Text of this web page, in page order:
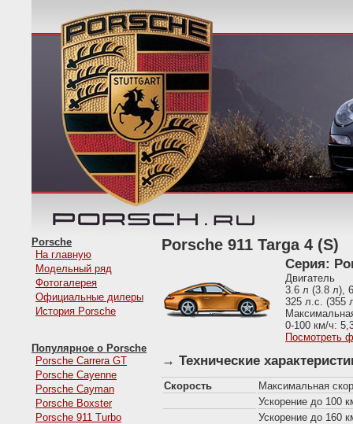
Porsche
На главную
Модельный ряд
Фотогалерея
Официальные дилеры
История Porsche
Популярное о Porsche
Porsche Carrera GT
Porsche Cayenne
Porsche Cayman
Porsche Boxster
Porsche 911 Turbo
Porsche 911 Targa 4 (S)
Серия:
Двигатель
3.6 л (3.8 л),
325 л.с. (355
0-100 км/ч:
Посмотреть
→ Технические
Скорость
Максимальная
Ускорение до 100
Ускорение до 160